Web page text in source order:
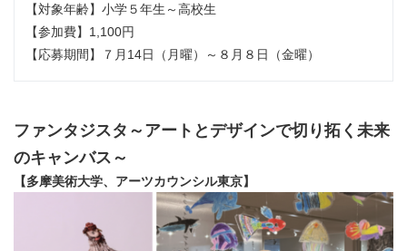
【対象年齢】小学５年生～高校生
【参加費】1,100円
【応募期間】７月14日（月曜）～８月８日（金曜）
ファンタジスタ～アートとデザインで切り拓く未来
のキャンバス～
【多摩美術大学、アーツカウンシル東京】